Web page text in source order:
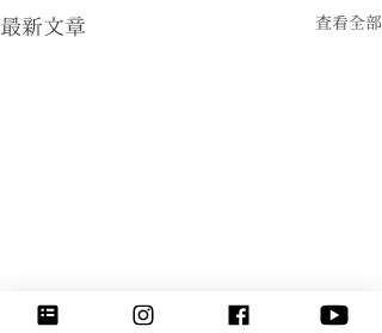
最新文章 查看全部